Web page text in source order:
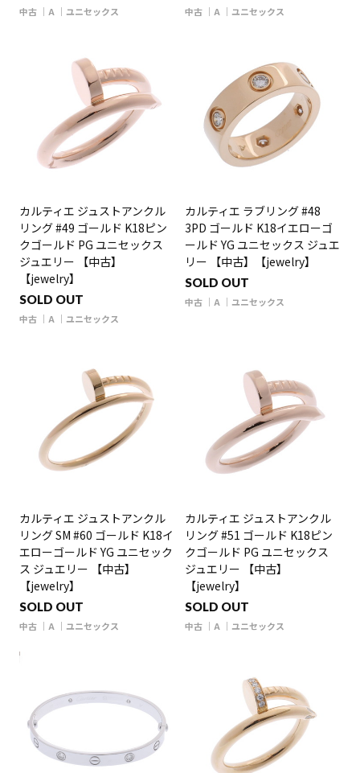
中古 A ユニセックス 中古 A ユニセックス
カルティエ ジュストアンクル
リング #49 ゴールド K18ピン
クゴールド PG ユニセックス
ジュエリー 【中古】
【jewelry】
SOLD OUT
中古 A ユニセックス
カルティエ ラブリング #48
3PD ゴールド K18イエローゴ
ールド YG ユニセックス ジュエ
リー 【中古】【jewelry】
SOLD OUT
中古 A ユニセックス
カルティエ ジュストアンクル
リング SM #60 ゴールド K18イ
エローゴールド YG ユニセック
ス ジュエリー 【中古】
【jewelry】
SOLD OUT
中古 A ユニセックス
カルティエ ジュストアンクル
リング #51 ゴールド K18ピン
クゴールド PG ユニセックス
ジュエリー 【中古】
【jewelry】
SOLD OUT
中古 A ユニセックス